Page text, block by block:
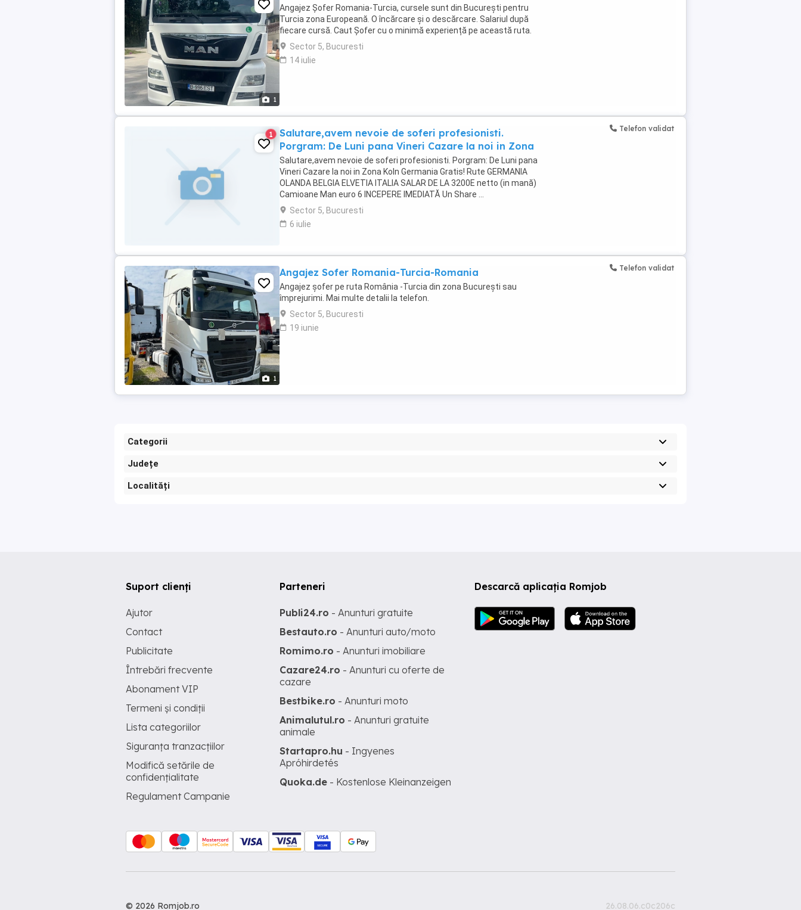
1
Angajez Șofer Romania-Turcia, cursele sunt din București pentru
Turcia zona Europeană. O încărcare și o descărcare. Salariul după
fiecare cursă. Caut Șofer cu o minimă experiență pe această ruta.
Sector 5, Bucuresti
14 iulie
1
Salutare,avem nevoie de soferi profesionisti.
Porgram: De Luni pana Vineri Cazare la noi in Zona
Salutare,avem nevoie de soferi profesionisti. Porgram: De Luni pana
Vineri Cazare la noi in Zona Koln Germania Gratis! Rute GERMANIA
OLANDA BELGIA ELVETIA ITALIA SALAR DE LA 3200E netto (in mană)
Camioane Man euro 6 INCEPERE IMEDIATĂ Un Share ...
Sector 5, Bucuresti
6 iulie
Telefon validat
1
Angajez Sofer Romania-Turcia-Romania
Angajez șofer pe ruta România -Turcia din zona București sau
împrejurimi. Mai multe detalii la telefon.
Sector 5, Bucuresti
19 iunie
Telefon validat
Categorii
Județe
Localități
Descarcă aplicația Romjob
Suport clienți
Ajutor
Contact
Publicitate
Întrebări frecvente
Abonament VIP
Termeni și condiții
Lista categoriilor
Siguranța tranzacțiilor
Modifică setările de
confidențialitate
Regulament Campanie
Parteneri
Publi24.ro - Anunturi gratuite
Bestauto.ro - Anunturi auto/moto
Romimo.ro - Anunturi imobiliare
Cazare24.ro - Anunturi cu oferte de
cazare
Bestbike.ro - Anunturi moto
Animalutul.ro - Anunturi gratuite
animale
Startapro.hu - Ingyenes
Apróhirdetés
Quoka.de - Kostenlose Kleinanzeigen
© 2026 Romjob.ro 26.08.06.c0c206c